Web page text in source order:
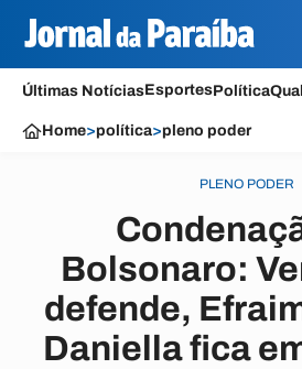
Últimas NotíciasEsportesPolítica
Home>política>pleno poder
PLENO PODER
Bolsonaro:
defende,
Daniella fica